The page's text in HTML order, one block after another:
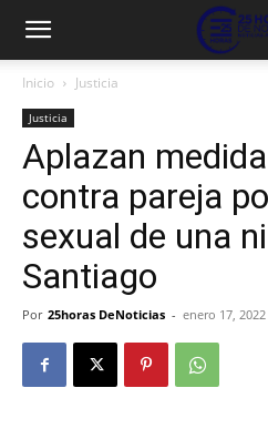
Inicio Justicia
Justicia
Aplazan
contra pareja
sexual de una
Santiago
Por 25horas DeNoticias - enero 17, 2022